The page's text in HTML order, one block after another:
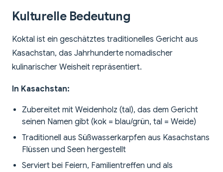
Kulturelle Bedeutung
Koktal ist ein geschätztes traditionelles Gericht aus
Kasachstan, das Jahrhunderte nomadischer
kulinarischer Weisheit repräsentiert.
In Kasachstan:
Zubereitet mit Weidenholz (tal), das dem Gericht
seinen Namen gibt (kok = blau/grün, tal = Weide)
Traditionell aus Süßwasserkarpfen aus Kasachstans
Flüssen und Seen hergestellt
Serviert bei Feiern, Familientreffen und als